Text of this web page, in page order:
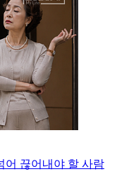
어 끊어내야 할 사람